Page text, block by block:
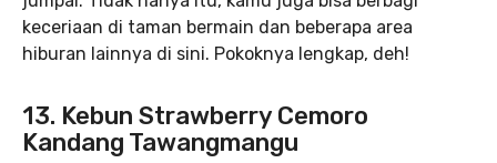
keceriaan di taman bermain dan beberapa area
hiburan lainnya di sini. Pokoknya lengkap, deh!
13. Kebun Strawberry Cemoro
Kandang Tawangmangu